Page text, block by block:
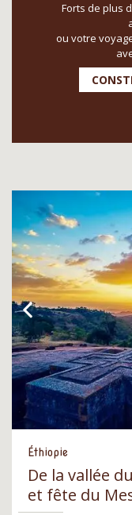
Forts de plus
ou votre
Éthiopie
De la vallée
et fête du